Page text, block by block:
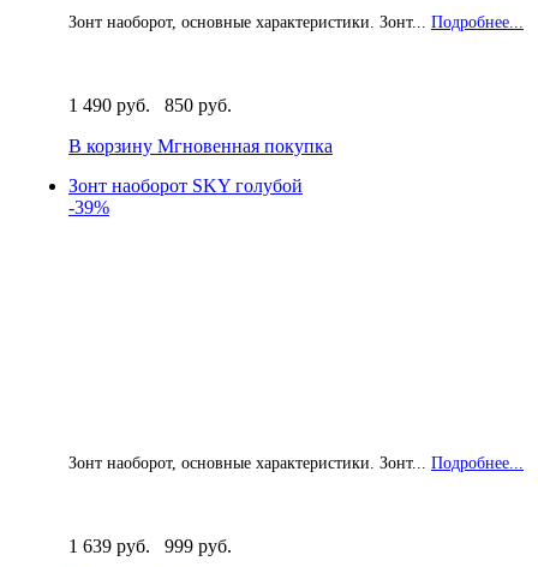
Зонт наоборот, основные характеристики. Зонт... Подробнее...
1 490 руб.
850 руб.
В корзину Мгновенная покупка
Зонт наоборот SKY голубой
-39%
Зонт наоборот, основные характеристики. Зонт... Подробнее...
1 639 руб.
999 руб.